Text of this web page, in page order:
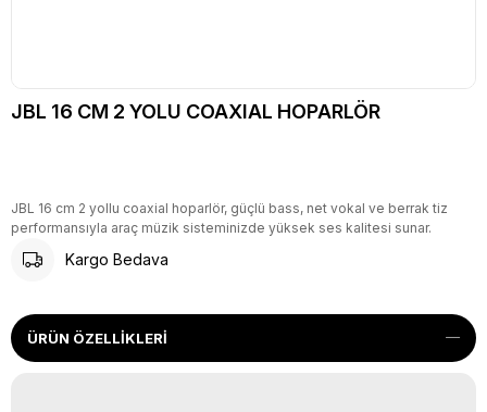
JBL 16 CM 2 YOLU COAXIAL HOPARLÖR
JBL 16 cm 2 yollu coaxial hoparlör, güçlü bass, net vokal ve berrak tiz
performansıyla araç müzik sisteminizde yüksek ses kalitesi sunar.
Kargo Bedava
ÜRÜN ÖZELLIKLERI